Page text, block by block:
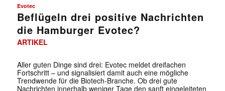
Evotec
Beflügeln drei positive Nachrichten
die Hamburger Evotec?
ARTIKEL
Aller guten Dinge sind drei: Evotec meldet dreifachen
Fortschritt – und signalisiert damit auch eine mögliche
Trendwende für die Biotech-Branche. Ob drei gute
Nachrichten innerhalb weniger Tage den sanft eingeleiteten